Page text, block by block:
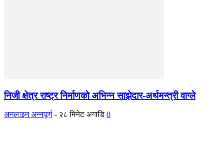
निजी क्षेत्र राष्ट्र निर्माणको अभिन्न साझेदार-अर्थमन्त्री वाग्ले
अनलाइन अन्नपूर्ण - २८ मिनेट अगाडि 0